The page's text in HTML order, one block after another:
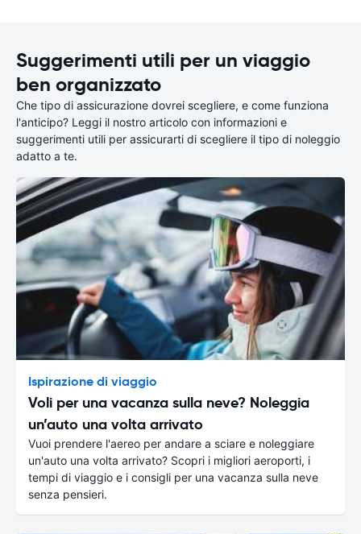
Suggerimenti utili per un viaggio
ben organizzato
Che tipo di assicurazione dovrei scegliere, e come funziona
l'anticipo? Leggi il nostro articolo con informazioni e
suggerimenti utili per assicurarti di scegliere il tipo di noleggio
adatto a te.
Ispirazione di viaggio
Voli per una vacanza sulla neve? Noleggia
un’auto una volta arrivato
Vuoi prendere l'aereo per andare a sciare e noleggiare
un'auto una volta arrivato? Scopri i migliori aeroporti, i
tempi di viaggio e i consigli per una vacanza sulla neve
senza pensieri.